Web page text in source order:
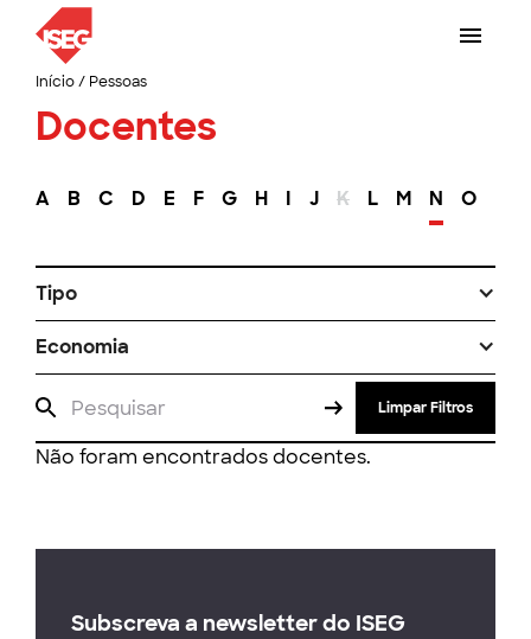
Início/ Pessoas
Docentes
A B C D E F G H I J K L M N O
Tipo
Economia
Limpar Filtros
Não foram encontrados docentes.
Subscreva a newsletter do ISEG